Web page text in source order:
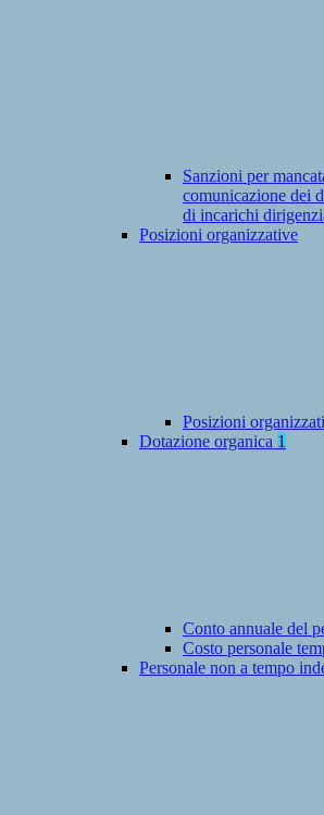
Sanzioni per
comunicazione dei
di incarichi
Posizioni organizzative
Posizioni
Dotazione organica 1
Conto annuale del
Costo personale
Personale non a tempo